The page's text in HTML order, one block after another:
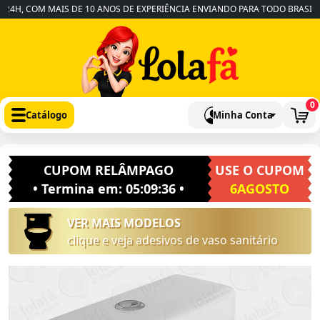
COM MAIS DE 10 ANOS DE EXPERIÊNCIA ENVIANDO PARA TODO BRASIL
Catálogo Minha Conta
0
CUPOM RELÂMPAGO
• Termina em: 05:09:36•
USE O CUPOM
6AGOSTO
VER MAIS MODELOS
clique e veja adesivos de vaso sanitário